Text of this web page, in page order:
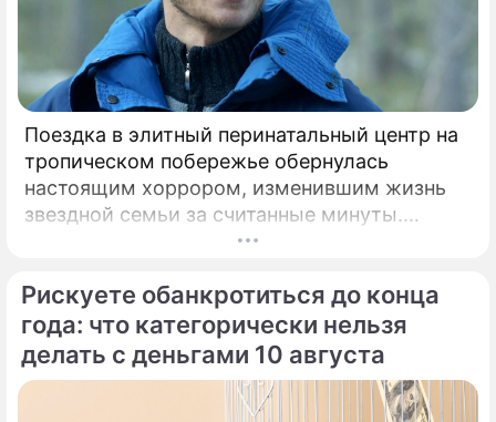
Поездка в элитный перинатальный центр на
тропическом побережье обернулась
настоящим хоррором, изменившим жизнь
звездной семьи за считанные минуты.
Роскошная жизнь в Центральной Америке и
Панамский залив едва не закончились
трагедией для экс-возлюбленного актрисы
Равшаны Курковой.
Рискуете обанкротиться до конца
года: что категорически нельзя
делать с деньгами 10 августа